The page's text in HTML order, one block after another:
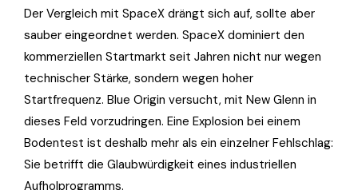
Der Vergleich mit SpaceX drängt sich auf, sollte aber
sauber eingeordnet werden. SpaceX dominiert den
kommerziellen Startmarkt seit Jahren nicht nur wegen
technischer Stärke, sondern wegen hoher
Startfrequenz. Blue Origin versucht, mit New Glenn in
dieses Feld vorzudringen. Eine Explosion bei einem
Bodentest ist deshalb mehr als ein einzelner Fehlschlag:
Sie betrifft die Glaubwürdigkeit eines industriellen
Aufholprogramms.